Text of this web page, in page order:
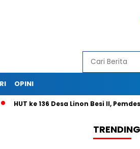
OPINI
136 Desa Linon Besi II, Pemdes Beri
TRENDING